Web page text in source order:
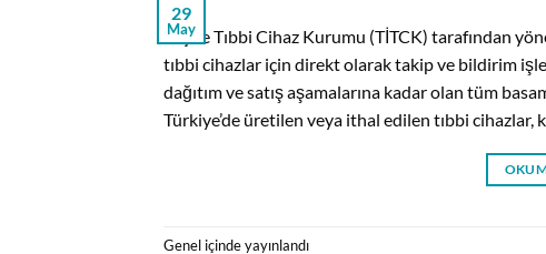
29
May
İlaç ve Tıbbi Cihaz Kurumu (TİTCK) tarafından
tıbbi cihazlar için direkt olarak takip ve bildirim
dağıtım ve satış aşamalarına kadar olan tüm
Türkiye’de üretilen veya ithal edilen tıbbi
Genel içinde yayınlandı